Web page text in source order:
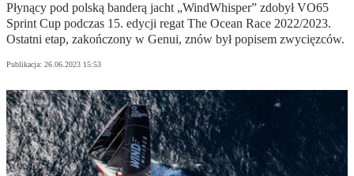
Płynący pod polską banderą jacht „WindWhisper” zdobył VO65
Sprint Cup podczas 15. edycji regat The Ocean Race 2022/2023.
Ostatni etap, zakończony w Genui, znów był popisem zwycięzców.
Publikacja: 26.06.2023 15:53